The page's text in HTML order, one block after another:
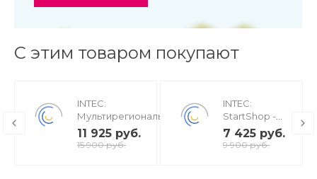
С этим товаром покупают
INTEC:
Мультирегиональность
- региональная сеть
вашего сайта с
11 925 руб.
15 900 руб.
INTEC:
StartShop -
модуль
интернет-
7 425 руб.
9 900 руб.